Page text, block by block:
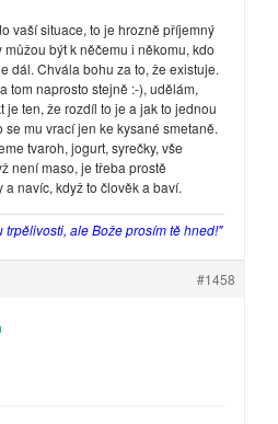
vaší situace, to je hrozně příjemný
být k něčemu i někomu, kdo
dál. Chvála bohu za to, že existuje.
tom naprosto stejně :-), udělám,
je ten, že rozdíl to je a jak to jednou
mu vrací jen ke kysané smetaně.
tvaroh, jogurt, syrečky, vše
není maso, je třeba prostě
navíc, když to člověk a baví.
trpělivosti, ale Bože prosím tě hned!"
#1458